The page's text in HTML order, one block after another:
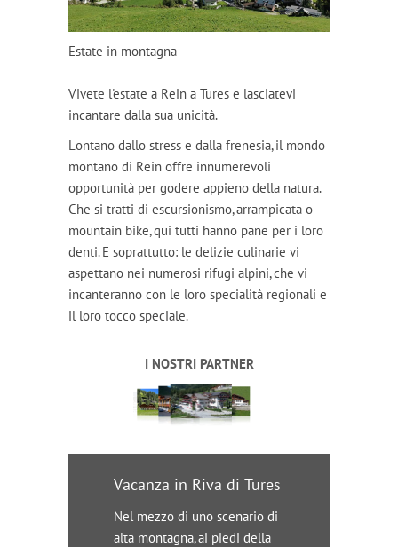
Estate in montagna
Vivete l'estate a Rein a Tures e lasciatevi
incantare dalla sua unicità.
Lontano dallo stress e dalla frenesia, il mondo
montano di Rein offre innumerevoli
opportunità per godere appieno della natura.
Che si tratti di escursionismo, arrampicata o
mountain bike, qui tutti hanno pane per i loro
denti. E soprattutto: le delizie culinarie vi
aspettano nei numerosi rifugi alpini, che vi
incanteranno con le loro specialità regionali e
il loro tocco speciale.
I NOSTRI PARTNER
Vacanza in Riva di Tures
Nel mezzo di uno scenario di
alta montagna, ai piedi della